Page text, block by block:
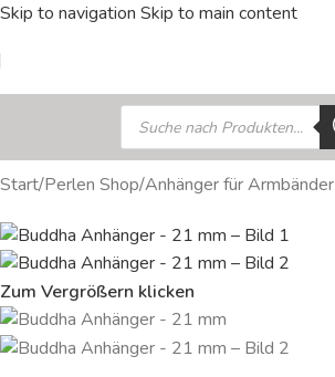
Skip to navigation Skip to main content
Start/Perlen Shop/Anhänger für Armbänder
Zum Vergrößern klicken